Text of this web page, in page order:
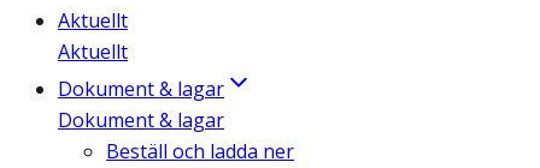
Aktuellt
Aktuellt
Dokument & lagar
Dokument & lagar
Beställ och ladda ner